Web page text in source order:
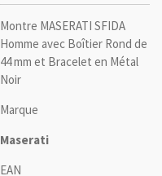
Montre MASERATI SFIDA
Homme avec Boîtier Rond de
44 mm et Bracelet en Métal
Noir
Marque
Maserati
EAN